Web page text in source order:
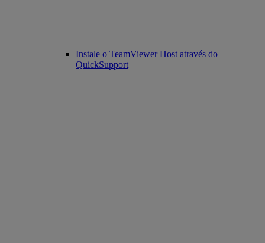
Instale o TeamViewer Host através do
QuickSupport